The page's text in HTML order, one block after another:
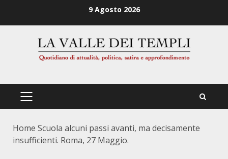
9 Agosto 2026
PRIMÄRES
Home Scuola alcuni passi avanti, ma decisamente
insufficienti. Roma, 27 Maggio.